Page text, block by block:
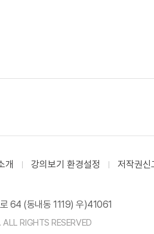
개 강의보기 환경설정 저작권신
64 (동내동 1119) 우)41061
RIGHTS RESERVED